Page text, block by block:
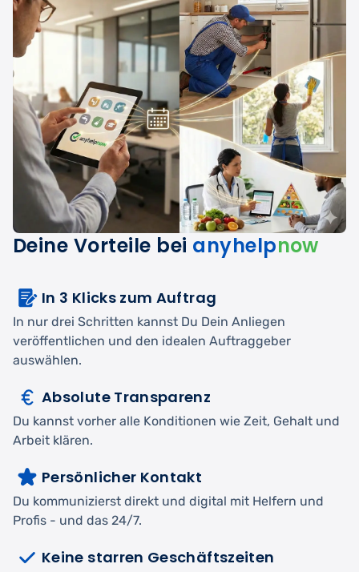
Deine Vorteile bei anyhelpnow
In 3 Klicks zum Auftrag
In nur drei Schritten kannst Du Dein Anliegen
veröffentlichen und den idealen Auftraggeber
auswählen.
Absolute Transparenz
Du kannst vorher alle Konditionen wie Zeit, Gehalt und
Arbeit klären.
Persönlicher Kontakt
Du kommunizierst direkt und digital mit Helfern und
Profis - und das 24/7.
Keine starren Geschäftszeiten